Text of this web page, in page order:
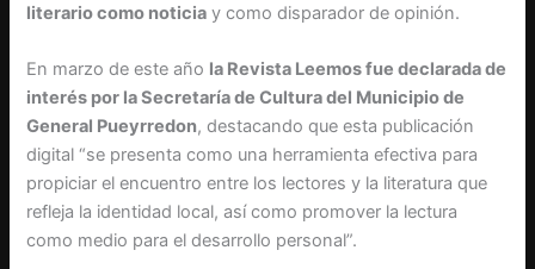
literario como noticia y como disparador de opinión.
En marzo de este año la Revista Leemos fue declarada de
interés por la Secretaría de Cultura del Municipio de
General Pueyrredon, destacando que esta publicación
digital “se presenta como una herramienta efectiva para
propiciar el encuentro entre los lectores y la literatura que
refleja la identidad local, así como promover la lectura
como medio para el desarrollo personal”.